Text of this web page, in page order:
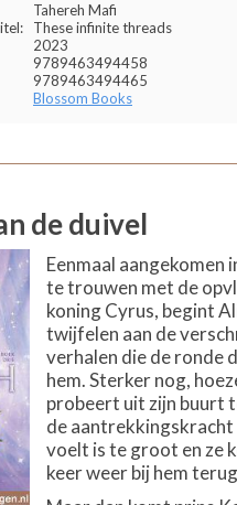
Tahereh Mafi
These infinite threads
2023
9789463494458
9789463494465
Blossom Books
de duivel
Eenmaal aangekomen
te trouwen met de
koning Cyrus, begint
twijfelen aan de
verhalen die de ronde
hem. Sterker nog,
probeert uit zijn buurt
de aantrekkingskracht
voelt is te groot en ze
keer weer bij hem